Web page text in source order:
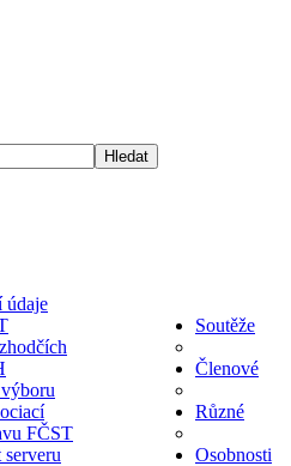
údaje
FČST
Soutěže
Členové
Různé
Osobnosti